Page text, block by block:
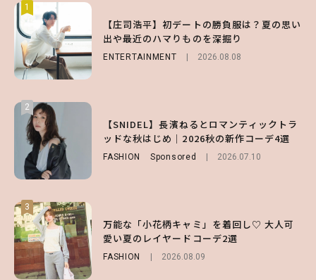
1
【庄司浩平】初デートの勝負服は？夏の思い
出や最近のハマりものを深掘り
ENTERTAINMENT 2026.08.08
2
【SNIDEL】長濱ねるとロマンティックトラ
ッドな秋はじめ｜2026秋の新作コーデ4選
FASHION Sponsored 2026.07.10
3
万能な「小花柄キャミ」を着回し♡ 大人可
愛い夏のレイヤードコーデ2選
FASHION 2026.08.09
1
【森香澄】理想のスタイルはどう作る？体型
キープの秘訣や夏の過ごし方など独占インタ
ビュー！
2
【庄司浩平】初デートの勝負服は？夏の思い
出や最近のハマりものを深掘り
ENTERTAINMENT 2026.08.08
3
【SNIDEL】長濱ねるとロマンティックトラ
ッドな秋はじめ｜2026秋の新作コーデ4選
FASHION Sponsored
1
【SNIDEL】長濱ねるとロマンティックトラ
ッドな秋はじめ｜2026秋の新作コーデ4選
FASHION Sponsored 2026.07.10
2
【付録】総柄ハローキティが可愛すぎ♡ 紀
ノ国屋コラボの“優秀保冷バッグ”は夏の強
い味方！【オトナミューズ9月号増刊】
3
【谷まりあ】夏は“シアースカート”でさり
げなく肌見せ！透け感のニュアンスを楽しめ
るマストハブアイテム4選